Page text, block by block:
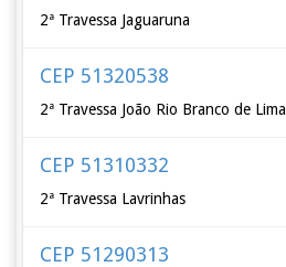
2ª Travessa Jaguaruna
CEP 51320538
2ª Travessa João Rio Branco de Lima
CEP 51310332
2ª Travessa Lavrinhas
CEP 51290313